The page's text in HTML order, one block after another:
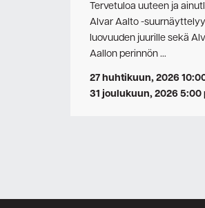
Tervetuloa uuteen ja
Alvar Aalto -
luovuuden juurille sekä
Aallon perinnön …
27 huhtikuun, 2026
31 joulukuun, 2026 5:00